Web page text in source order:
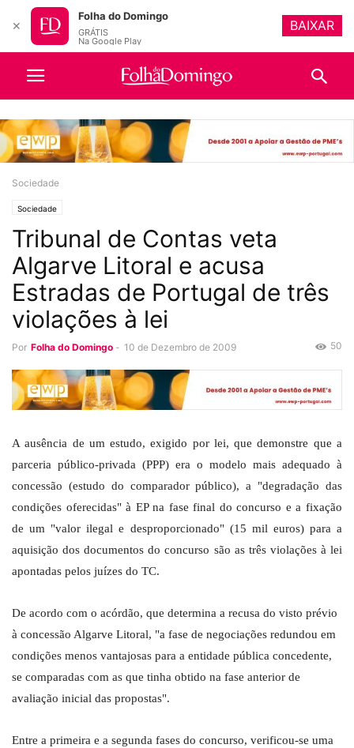
Sociedade
Sociedade
Tribunal de Contas veta
Algarve Litoral e acusa
Estradas de Portugal de três
violações à lei
Por Folha do Domingo - 10 de Dezembro de 2009 50
A ausência de um estudo, exigido por lei, que demonstre que a
parceria público-privada (PPP) era o modelo mais adequado à
concessão (estudo do comparador público), a "degradação das
condições oferecidas" à EP na fase final do concurso e a fixação
de um "valor ilegal e desproporcionado" (15 mil euros) para a
aquisição dos documentos do concurso são as três violações à lei
apontadas pelos juízes do TC.
De acordo com o acórdão, que determina a recusa do visto prévio
à concessão Algarve Litoral, "a fase de negociações redundou em
condições menos vantajosas para a entidade pública concedente,
se comparadas com as que tinha obtido na fase anterior de
avaliação inicial das propostas".
Entre a primeira e a segunda fases do concurso, verificou-se uma
✕
Folha do Domingo
GRÁTIS
Na Google Play
BAIXAR